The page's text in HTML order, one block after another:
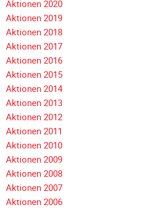
2014
Galerie
2013
Galerie
2011
Galerie
2010
Galerie
2009
Galerie
2008
Aktionen 2020
Aktionen 2019
Aktionen 2018
Navigation
überspringen
Aktionen 2017
Aktionen 2016
Aktionen 2015
Aktionen 2014
Aktionen 2013
Aktionen 2012
Aktionen 2011
Aktionen 2010
Aktionen 2009
Aktionen 2008
Aktionen 2007
Aktionen 2006